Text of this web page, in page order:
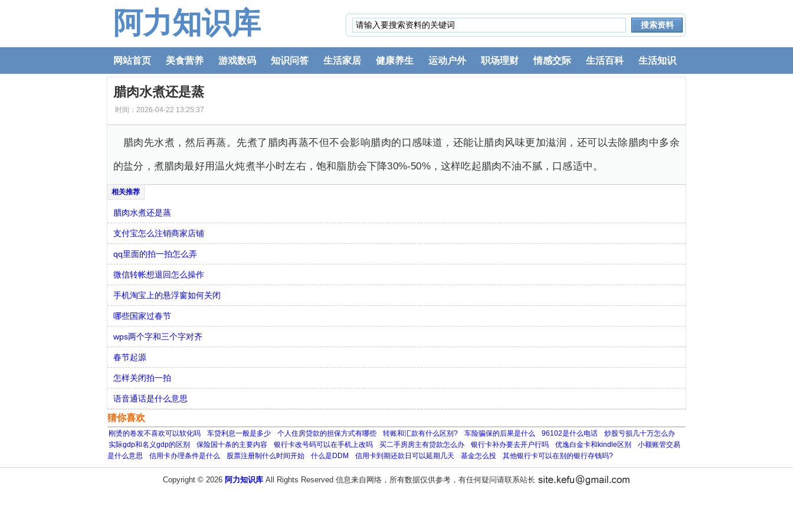
阿力知识库
网站首页 美食营养 游戏数码 知识问答 生活家居 健康养生 运动户外 职场理财 情感交际 生活百科 生活知识
腊肉水煮还是蒸
时间：2026-04-22 13:25:37
腊肉先水煮，然后再蒸。先煮了腊肉再蒸不但不会影响腊肉的口感味道，还能让腊肉风味更加滋润，还可以去除腊肉中多余
的盐分，煮腊肉最好用温火炖煮半小时左右，饱和脂肪会下降30%-50%，这样吃起腊肉不油不腻，口感适中。
腊肉水煮还是蒸
支付宝怎么注销商家店铺
qq里面的拍一拍怎么弄
微信转帐想退回怎么操作
手机淘宝上的悬浮窗如何关闭
哪些国家过春节
wps两个字和三个字对齐
春节起源
怎样关闭拍一拍
语音通话是什么意思
猜你喜欢
刚烫的卷发不喜欢可以软化吗 车贷利息一般是多少 个人住房贷款的担保方式有哪些 转账和汇款有什么区别? 车险骗保的后果是什么 96102是什么电话
炒股亏损几十万怎么办
实际gdp和名义gdp的区别
保险国十条的主要内容 银行卡改号码可以在手机上改吗 买二手房房主有贷款怎么办 银行卡补办要去开户行吗 优逸白金卡和kindle区别
小额账管交易
是什么意思
信用卡办理条件是什么 股票注册制什么时间开始 什么是DDM 信用卡到期还款日可以延期几天 基金怎么投 其他银行卡可以在别的银行存钱吗?
Copyright © 2026 阿力知识库All Rights Reserved 信息来自网络，所有数据仅供参考，有任何疑问请联系站长